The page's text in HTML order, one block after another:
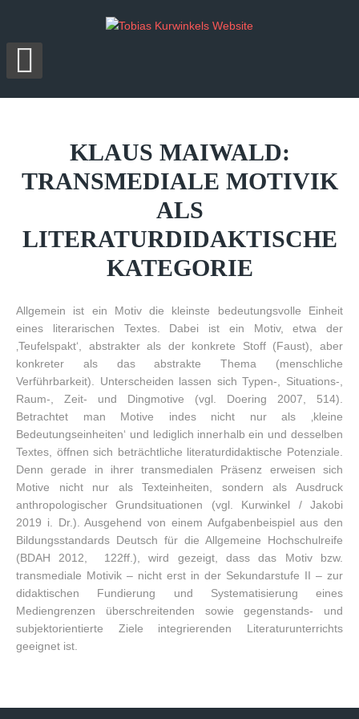
KLAUS MAIWALD:
TRANSMEDIALE MOTIVIK
ALS
LITERATURDIDAKTISCHE
KATEGORIE
Allgemein ist ein Motiv die kleinste bedeutungsvolle Einheit
eines literarischen Textes. Dabei ist ein Motiv, etwa der
‚Teufelspakt‘, abstrakter als der konkrete Stoff (Faust), aber
konkreter als das abstrakte Thema (menschliche
Verführbarkeit). Unterscheiden lassen sich Typen-, Situations-,
Raum-, Zeit- und Dingmotive (vgl. Doering 2007, 514).
Betrachtet man Motive indes nicht nur als ‚kleine
Bedeutungseinheiten‘ und lediglich innerhalb ein und desselben
Textes, öffnen sich beträchtliche literaturdidaktische Potenziale.
Denn gerade in ihrer transmedialen Präsenz erweisen sich
Motive nicht nur als Texteinheiten, sondern als Ausdruck
anthropologischer Grundsituationen (vgl. Kurwinkel / Jakobi
2019 i. Dr.). Ausgehend von einem Aufgabenbeispiel aus den
Bildungsstandards Deutsch für die Allgemeine Hochschulreife
(BDAH 2012, 122ff.), wird gezeigt, dass das Motiv bzw.
transmediale Motivik – nicht erst in der Sekundarstufe II – zur
didaktischen Fundierung und Systematisierung eines
Mediengrenzen überschreitenden sowie gegenstands- und
subjektorientierte Ziele integrierenden Literaturunterrichts
geeignet ist.